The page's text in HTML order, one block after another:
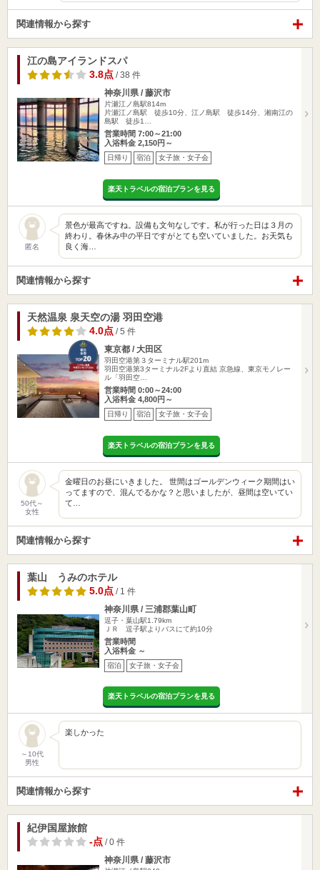
関連情報から探す
江の島アイランドスパ
3.8点 / 38 件
神奈川県 / 藤沢市
片瀬江ノ島駅814m
片瀬江ノ島駅 徒歩10分、江ノ島駅 徒歩14分、湘南江の
島駅 徒歩1…
営業時間 7:00～21:00
入浴料金 2,150円～
日帰り 宿泊 女子旅・女子会
楽天トラベルの宿泊プランを見る
匿名
景色が最高ですね。設備も文句なしです。私が行った日は３月の
終わり。春休み中の平日ですがとても空いていました。お天気も
良く海…
関連情報から探す
天然温泉 泉天空の湯 羽田空港
4.0点 / 5 件
東京都 / 大田区
羽田空港第３ターミナル駅201m
羽田空港第3ターミナル2Fより直結 京急線、東京モノレー
ル「羽田空…
営業時間 0:00～24:00
入浴料金 4,800円～
日帰り 宿泊 女子旅・女子会
楽天トラベルの宿泊プランを見る
50代～
女性
金曜日のお昼にいきました。 世間はゴールデンウィーク期間はい
ってますので、混んでるかな？と思いましたが、昼間は空いてい
て…
関連情報から探す
葉山 うみのホテル
5.0点 / 1 件
神奈川県 / 三浦郡葉山町
逗子・葉山駅1.79km
ＪＲ 逗子駅よりバスにて約10分
営業時間
入浴料金 ～
宿泊 女子旅・女子会
楽天トラベルの宿泊プランを見る
～10代
男性
楽しかった
関連情報から探す
紀伊国屋旅館
-点 / 0 件
神奈川県 / 藤沢市